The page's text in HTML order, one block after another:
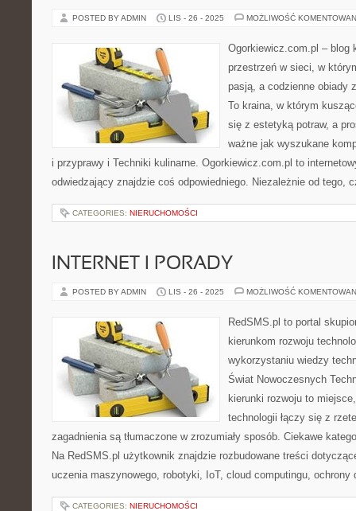
POSTED BY ADMIN LIS - 26 - 2025 MOŻLIWOŚĆ
Ogorkiewicz.com.pl – blog
przestrzeń w sieci, w
pasją, a codzienne obiady
To kraina, w którym
się z estetyką potraw, a
ważne jak wyszukane
i przyprawy i Techniki kulinarne. Ogorkiewicz.com.pl to
odwiedzający znajdzie coś odpowiedniego. Niezależnie od tego,
CATEGORIES: NIERUCHOMOŚCI
INTERNET I PORADY
POSTED BY ADMIN LIS - 26 - 2025 MOŻLIWOŚĆ
RedSMS.pl to portal
kierunkom rozwoju
wykorzystaniu wiedzy
Świat Nowoczesnych
kierunki rozwoju to
technologii łączy się z
zagadnienia są tłumaczone w zrozumiały sposób. Ciekawe
Na RedSMS.pl użytkownik znajdzie rozbudowane treści
uczenia maszynowego, robotyki, IoT, cloud computingu,
CATEGORIES: NIERUCHOMOŚCI